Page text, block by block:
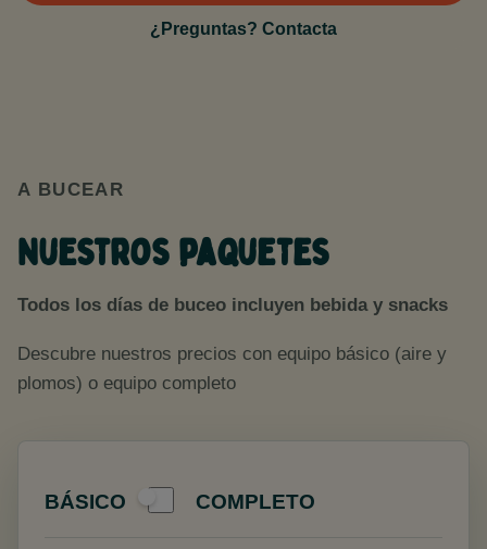
¿Preguntas? Contacta
A BUCEAR
Nuestros paquetes
Todos los días de buceo incluyen bebida y snacks
Descubre nuestros precios con equipo básico (aire y
plomos) o equipo completo
BÁSICO COMPLETO